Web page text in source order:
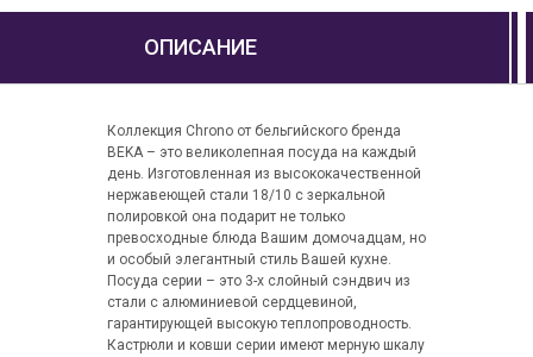
ОПИСАНИЕ
Коллекция Chrono от бельгийского бренда
BEKA – это великолепная посуда на каждый
день. Изготовленная из высококачественной
нержавеющей стали 18/10 с зеркальной
полировкой она подарит не только
превосходные блюда Вашим домочадцам, но
и особый элегантный стиль Вашей кухне.
Посуда серии – это 3-х слойный сэндвич из
стали с алюминиевой сердцевиной,
гарантирующей высокую теплопроводность.
Кастрюли и ковши серии имеют мерную шкалу